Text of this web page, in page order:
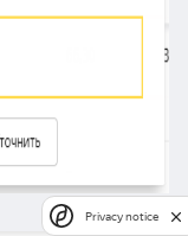
Privacy notice